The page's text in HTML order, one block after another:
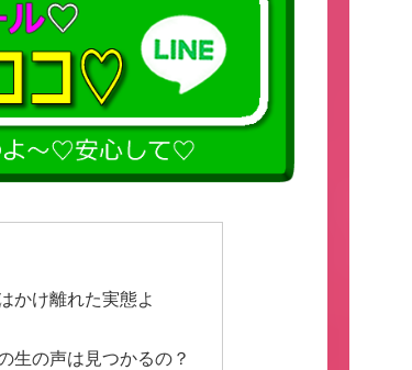
かけ離れた実態よ
生の声は見つかるの？